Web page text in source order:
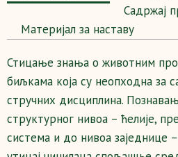
Садржај
Maтеријал за наставу
Стицање знања о животним
биљкама која су неопходна за
стручних дисциплина.
структурног нивоа – ћелије,
система и до нивоа заједнице